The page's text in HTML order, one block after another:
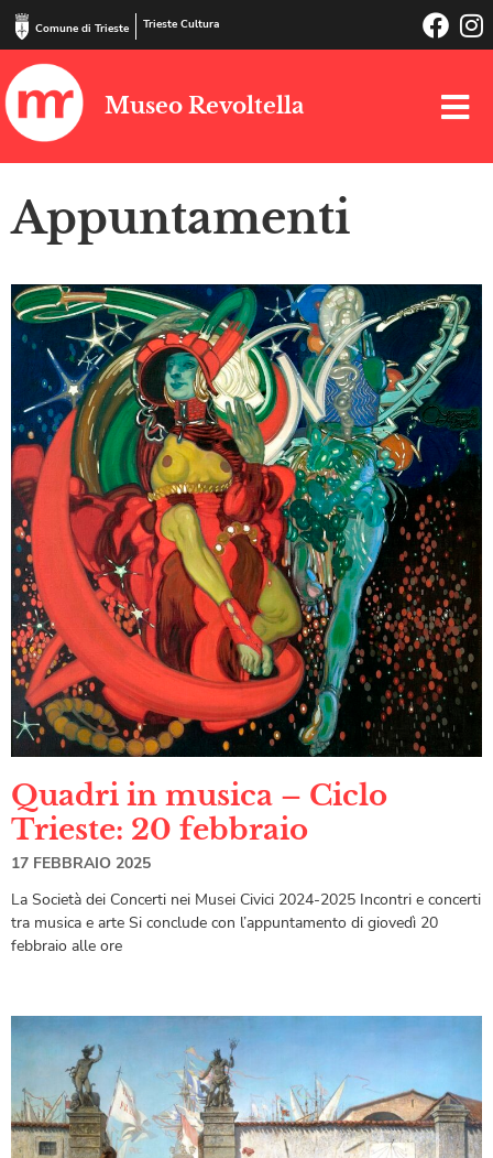
Comune di Trieste Trieste Cultura
Museo Revoltella
Appuntamenti
Quadri in musica – Ciclo
Trieste: 20 febbraio
17 FEBBRAIO 2025
La Società dei Concerti nei Musei Civici 2024-2025 Incontri e concerti
tra musica e arte Si conclude con l’appuntamento di giovedì 20
febbraio alle ore